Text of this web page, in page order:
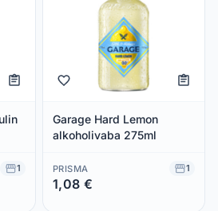
1
Garage Hard Lemon
alkoholivaba 275ml
PRISMA 1
1,08 €